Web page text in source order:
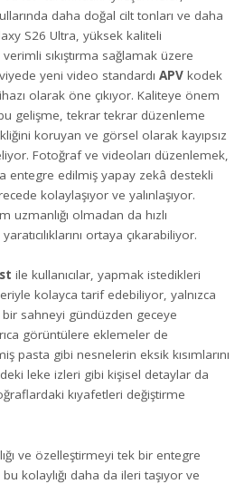
daha doğal cilt tonları ve daha
S26 Ultra, yüksek kaliteli
sıkıştırma sağlamak üzere
yeni video standardı APV kodek
olarak öne çıkıyor. Kaliteye önem
gelişme, tekrar tekrar düzenleme
koruyan ve görsel olarak kayıpsız
Fotoğraf ve videoları düzenlemek,
entegre edilmiş yapay zekâ destekli
kolaylaşıyor ve yalınlaşıyor.
uzmanlığı olmadan da hızlı
ortaya çıkarabiliyor.
ile kullanıcılar, yapmak istedikleri
kolayca tarif edebiliyor, yalnızca
sahneyi gündüzden geceye
görüntülere eklemeler de
pasta gibi nesnelerin eksik kısımlarını
leke izleri gibi kişisel detaylar da
kıyafetleri değiştirme
ve özelleştirmeyi tek bir entegre
kolaylığı daha da ileri taşıyor ve